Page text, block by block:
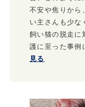
不安や焦りから
い主さんも少な
飼い猫の脱走に
護に至った事例
見る